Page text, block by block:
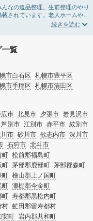
なの遺品整理。生前整理のやり
されています。老人ホームや介
から、在宅介護の介護整理や福
を利用してみましょう。
グノートの選び方や、整理整
クしてみてください。
一覧
市白石区 札幌市豊平区
市手稲区 札幌市清田区
市 北見市 夕張市 岩見沢市
芦別市 江別市 赤平市 紋別市
市 砂川市 歌志内市 深川市
石狩市 北斗市
町 松前郡福島町
町 茅部郡鹿部町 茅部郡森町
町 檜山郡上ノ国町
町 瀬棚郡今金町
町 寿都郡黒松内町
村 虻田郡留寿都村
安町 岩内郡共和町